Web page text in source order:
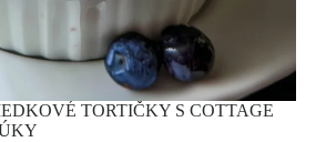
TORTIČKY S COTTAGE